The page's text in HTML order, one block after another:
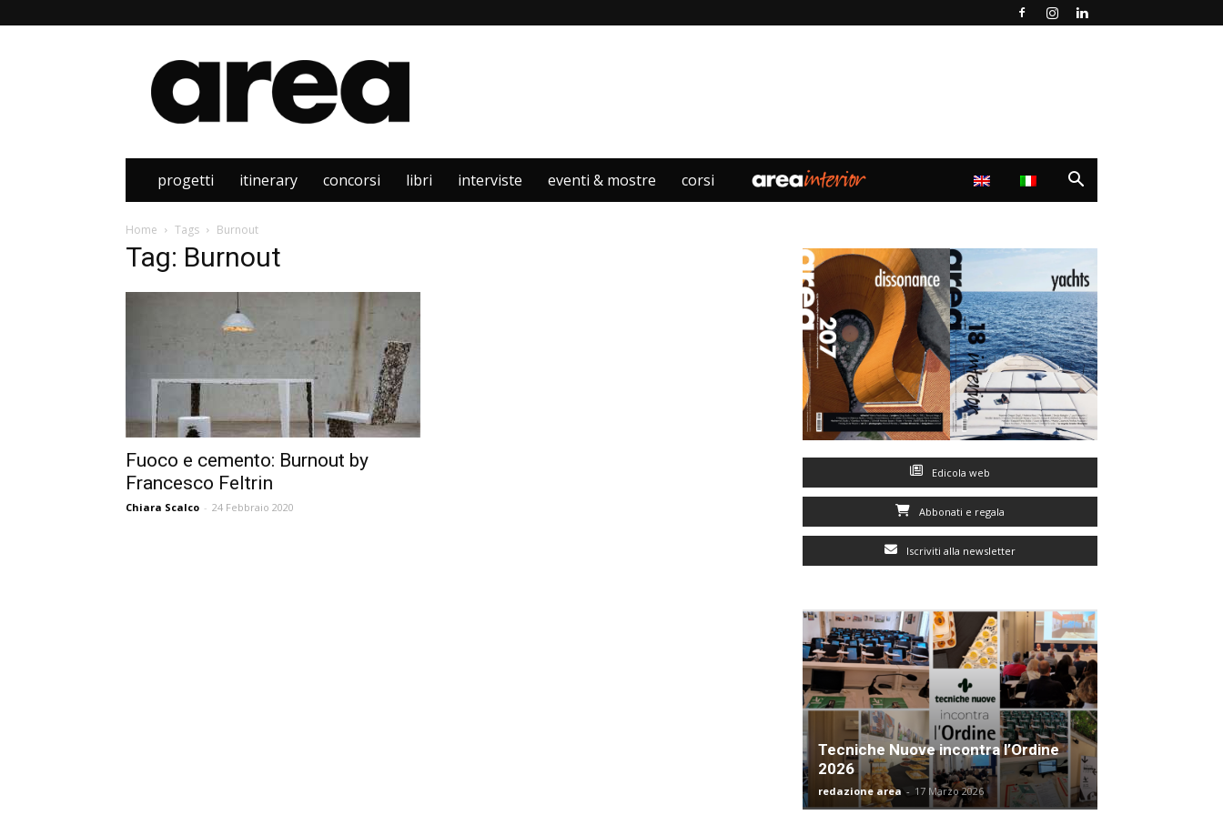
Area
progetti itinerary concorsi libri interviste eventi & mostre corsi
Home Tags Burnout
Tag: Burnout
Fuoco e cemento: Burnout by
Francesco Feltrin
Chiara Scalco - 24 Febbraio 2020
Edicola web
Abbonati e regala
Iscriviti alla newsletter
Tecniche Nuove incontra l’Ordine
2026
redazione area - 17 Marzo 2026